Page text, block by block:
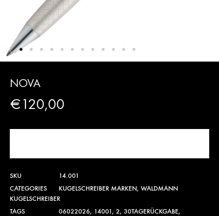
NOVA
€120,00
SKU
14.001
CATEGORIES
KUGELSCHREIBER MARKEN, WALDMANN
KUGELSCHREIBER
TAGS
06022026, 14001, 2, 30TAGERÜCKGABE,